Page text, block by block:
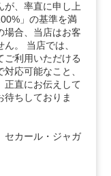
が、率直に申し上
」の基準を満
場合、当店はお客
。 当店では、
ご利用いただける
応可能なこと、
正直にお伝えして
待ちしておりま
セカール・ジャガ